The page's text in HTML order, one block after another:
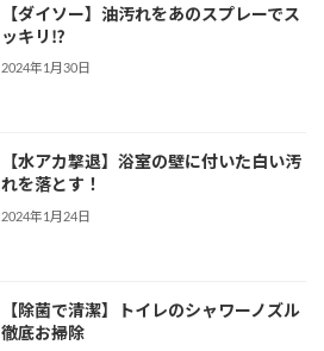
【ダイソー】油汚れをあのスプレーでス
ッキリ⁉
2024年1月30日
【水アカ撃退】浴室の壁に付いた白い汚
れを落とす！
2024年1月24日
【除菌で清潔】トイレのシャワーノズル
徹底お掃除